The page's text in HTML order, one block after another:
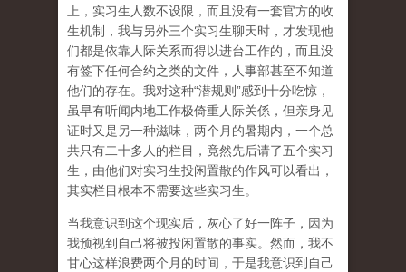
上，实习生人数不设限，而且没有一套官方的收
生机制，我与另外三个实习生聊天时，才发现他
们都是依靠人际关系而得以进台工作的，而且没
有签下任何合约之类的文件，人事部甚至不知道
他们的存在。我对这种“潜规则”感到十分吃惊，
虽早有听闻内地工作极倚重人际关係，但亲身见
证时又是另一种滋味，两个月的暑期内，一个总
共只有二十多人的栏目，竟然先后请了五个实习
生，由他们对实习生投闲置散的作风可以看出，
其实栏目根本不需要这些实习生。
当我意识到这个现实后，灰心了好一阵子，因为
我预视到自己将被投闲置散的事实。然而，我不
甘心这样浪费两个月的时间，于是我意识到自己